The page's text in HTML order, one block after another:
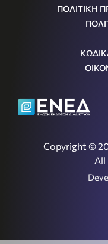
ΠΟΛΙΤΙΚΗ
Copyright ©
All